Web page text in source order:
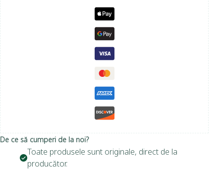
De ce să cumperi de la noi?
Toate produsele sunt originale, direct de la
producător.